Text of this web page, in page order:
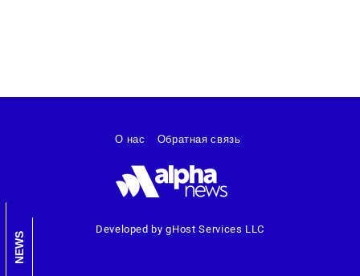
NEWS
Developed by gHost Services LLC
О нас Обратная связь